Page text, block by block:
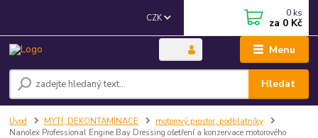
Menu
CZK
Hledat
0 ks
za 0 Kč
Úvod MYTÍ, DEKONTAMINACE
motorový prostor, podblatníky
Nanolex Professional Engine Bay Dressing ošetření a konzervace motorového